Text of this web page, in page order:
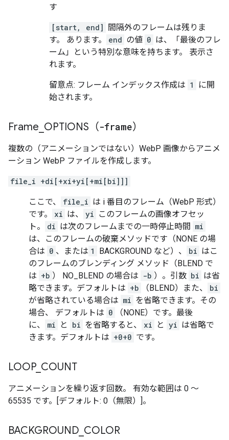
す
[start, end]
間隔外のフレームは残りま
す。 あります。
end の値 0 は、「最後のフレ
ーム」という特別な意味を持ちます。 表示さ
れます。
留意点: フレーム インデックス作成は 1
に開
始されます。
Frame OPTIONS（-frame）
複数の（アニメーションではない）WebP 画像からアニメ
ーション WebP ファイルを作成します。
file_i +di[+xi+yi[+mi[bi]]]
ここで、 file_i は i 番目のフレーム（WebP 形式）
です。
xi は、 yi
このフレームの画像オフセッ
ト。
di は次のフレームまでの一時停止時間 mi
は、このフレームの破棄メソッドです（NONE の場
合は 0 、または 1 BACKGROUND など）、 bi はこ
のフレームのブレンディング メソッド（BLEND で
は +b ） NO_BLEND の場合は -b ）。引数 bi は省
略できます。デフォルトは +b （BLEND）また、
bi
が省略されている場合は mi を省略できます。その
場合、 デフォルトは 0
（NONE）です。最後
に、
mi と bi を省略すると、 xi と yi は省略で
きます。デフォルトは +0+0 です。
LOOP_ COUNT
アニメーションを繰り返す回数。 有効な範囲は 0 ～
65535 です。[デフォルト: 0（無限）]。
BACKGROUND COLOR